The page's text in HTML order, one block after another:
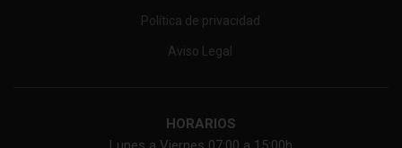
Política de privacidad
Aviso Legal
HORARIOS